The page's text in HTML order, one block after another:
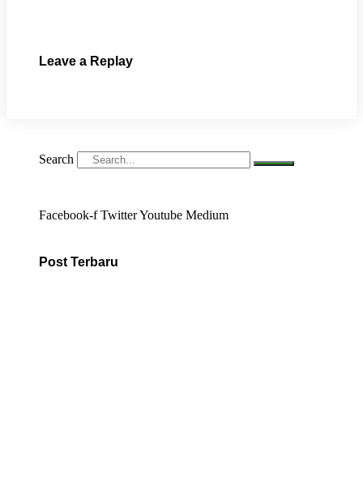
Leave a Replay
Search
Facebook-f TwitterYoutube Medium
Post Terbaru